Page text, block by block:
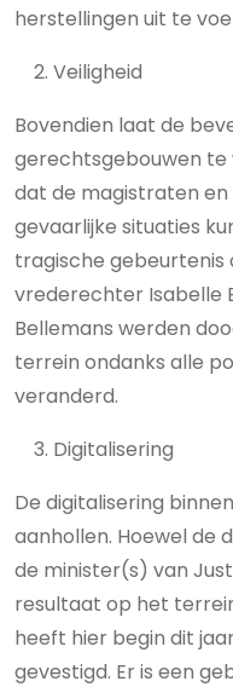
herstellingen uit te
Veiligheid
Bovendien laat de
gerechtsgebouwen te
dat de magistraten
gevaarlijke situaties
tragische gebeurtenis
vrederechter Isabelle
Bellemans werden
terrein ondanks alle
veranderd.
Digitalisering
De digitalisering
aanhollen. Hoewel de
de minister(s) van
resultaat op het
heeft hier begin dit
gevestigd. Er is een